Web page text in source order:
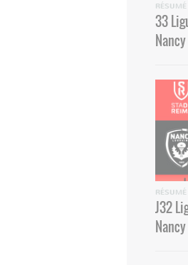
33
Nancy
J32
Nancy